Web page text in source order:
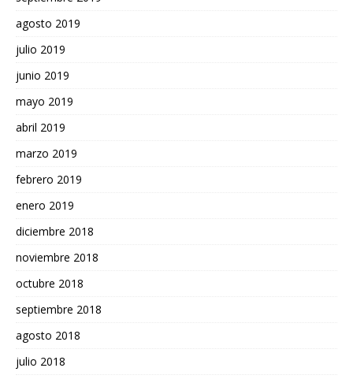
agosto 2019
julio 2019
junio 2019
mayo 2019
abril 2019
marzo 2019
febrero 2019
enero 2019
diciembre 2018
noviembre 2018
octubre 2018
septiembre 2018
agosto 2018
julio 2018